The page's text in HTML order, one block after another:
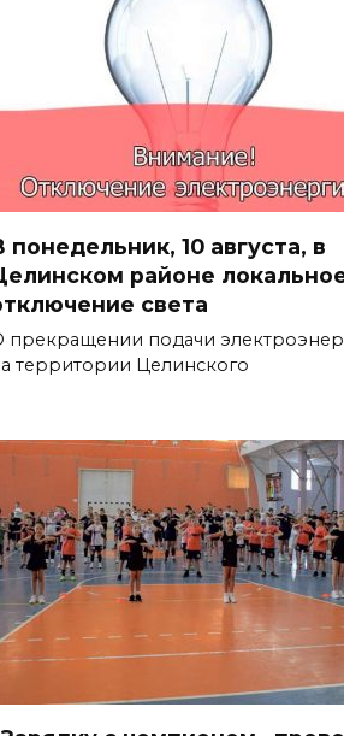
понедельник, 10 августа, в
районе
света
прекращении подачи
территории Целинского